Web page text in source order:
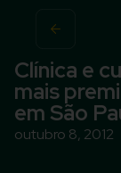
Clínica e
mais
em São
outubro 8, 2012